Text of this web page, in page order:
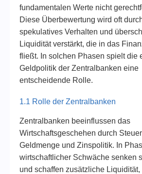
fundamentalen Werte nicht
Diese Überbewertung wird oft
spekulatives Verhalten und
Liquidität verstärkt, die in das
fließt. In solchen Phasen spielt die
Geldpolitik der Zentralbanken eine
entscheidende Rolle.
1.1 Rolle der Zentralbanken
Zentralbanken beeinflussen das
Wirtschaftsgeschehen durch
Geldmenge und Zinspolitik. In
wirtschaftlicher Schwäche senken
und schaffen zusätzliche Liquidität,